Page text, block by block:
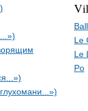
Le
Le
Po